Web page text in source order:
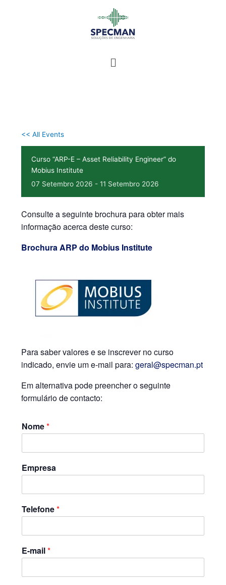
<< All Events
Curso “ARP-E – Asset Reliability Engineer” do
Mobius Institute
07 Setembro 2026 -11 Setembro 2026
Consulte a seguinte brochura para obter mais
informação acerca deste curso:
Brochura ARP do Mobius Institute
Para saber valores e se inscrever no curso
indicado, envie um e-mail para:geral@specman.pt
Em alternativa pode preencher o seguinte
formulário de contacto:
Nome*
Empresa
Telefone*
E-mail*